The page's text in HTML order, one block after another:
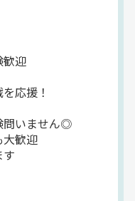
歓迎
応援！
問いません◎
大歓迎
す